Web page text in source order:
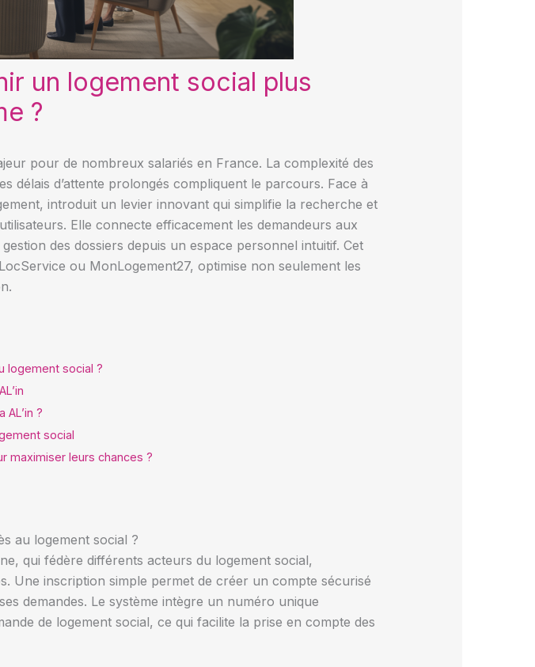
un logement social plus
?
pour de nombreux salariés en France. La complexité des
d’attente prolongés compliquent le parcours. Face à
introduit un levier innovant qui simplifie la recherche et
Elle connecte efficacement les demandeurs aux
des dossiers depuis un espace personnel intuitif. Cet
ou MonLogement27, optimise non seulement les
logement social ?
?
social
maximiser leurs chances ?
au logement social ?
qui fédère différents acteurs du logement social,
Une inscription simple permet de créer un compte sécurisé
demandes. Le système intègre un numéro unique
de logement social, ce qui facilite la prise en compte des